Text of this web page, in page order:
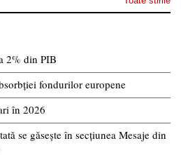
2% din PIB
fondurilor europene
în 2026
se găsește în secțiunea Mesaje din